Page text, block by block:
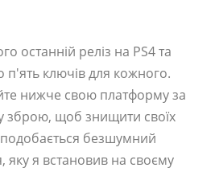
останній реліз на PS4 та
ключів для кожного.
нижче свою платформу за
зброю, щоб знищити своїх
безшумний
яку я встановив на своєму